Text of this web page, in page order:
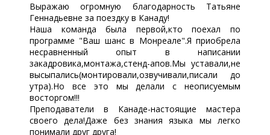
Выражаю огромную благодарность Татьяне
Геннадьевне за поездку в Канаду!
Наша команда была первой,кто поехал по
программе "Ваш шанс в Монреале".Я приобрела
несравненный опыт в написании
закадровика,монтажа,стенд-апов.Мы уставали,не
высыпались(монтировали,озвучивали,писали до
утра).Но все это мы делали с неописуемым
восторгом!!!
Преподаватели в Канаде-настоящие мастера
своего дела!Даже без знания языка мы легко
понимали друг друга!